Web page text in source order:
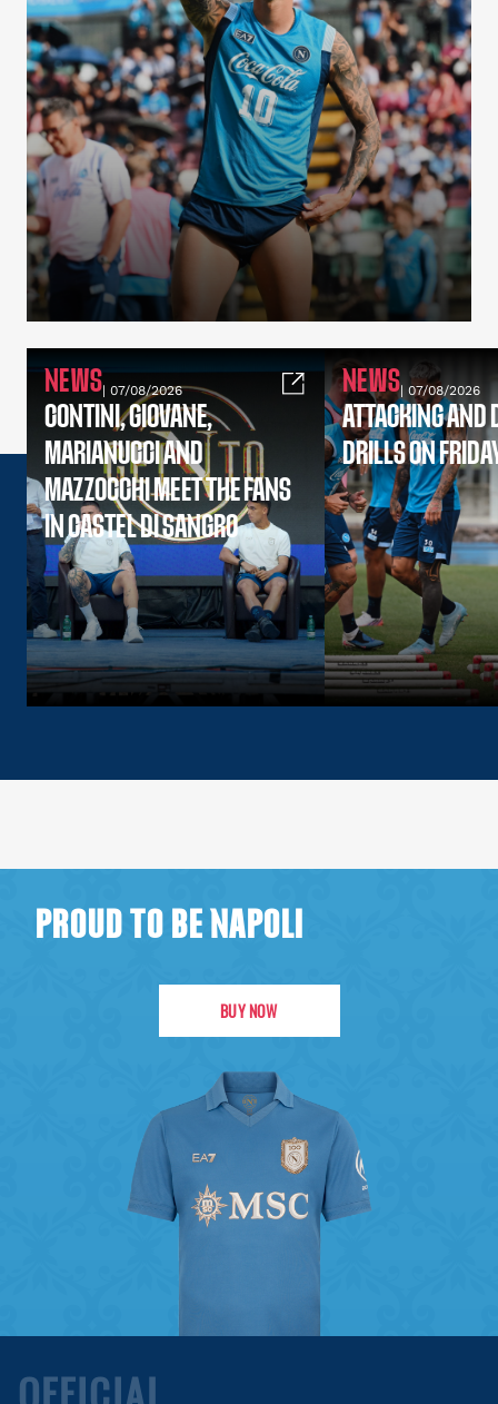
NEWS| 07/08/2026
CONTINI, GIOVANE,
MARIANUCCI AND
MAZZOCCHI MEET THE FANS
IN CASTEL DI SANGRO
NEWS| 07/08/2026
ATTACKING AND
DRILLS ON
PROUD TO BE NAPOLI
BUY NOW